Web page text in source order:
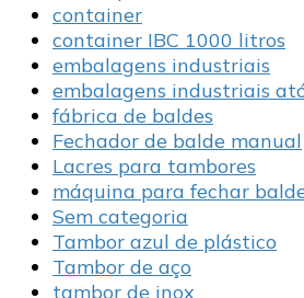
container
container IBC 1000 litros
embalagens industriais
embalagens industriais
fábrica de baldes
Fechador de balde manual
Lacres para tambores
máquina para fechar
Sem categoria
Tambor azul de plástico
Tambor de aço
tambor de inox